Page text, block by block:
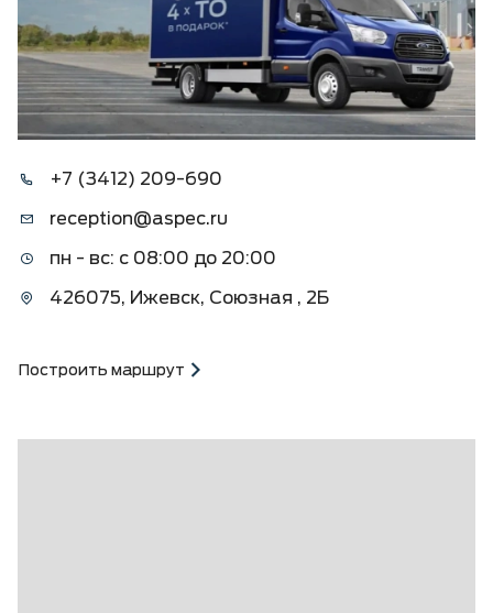
+7 (3412) 209-690
reception@aspec.ru
пн - вс: с 08:00 до 20:00
426075, Ижевск, Союзная , 2Б
Построить маршрут